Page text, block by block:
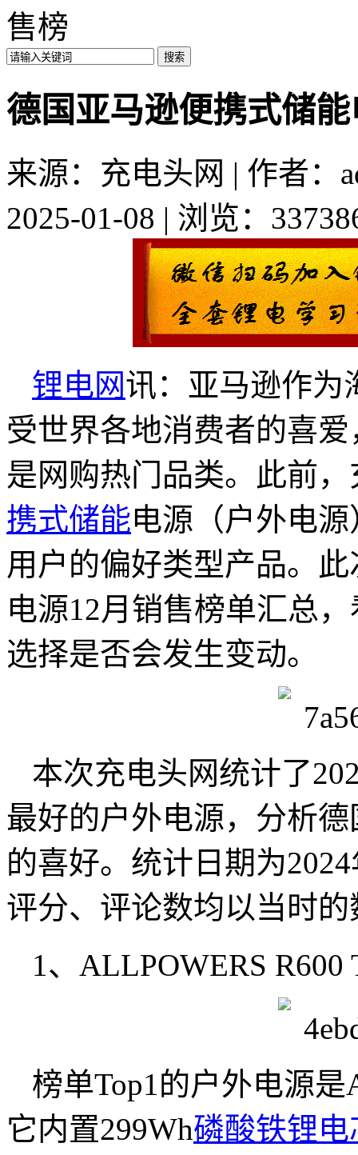
售榜
德国亚马逊便携式储
来源：充电头网 | 作者：
2025-01-08 | 浏览：
锂电网讯：亚马逊作为
受世界各地消费者的喜
是网购热门品类。此前
携式储能电源（户外电
用户的偏好类型产品。
电源12月销售榜单汇总
选择是否会发生变动。
本次充电头网统计了
最好的户外电源，分析
的喜好。统计日期为
评分、评论数均以当时
1、ALLPOWERS R600
榜单Top1的户外电源
它内置299Wh磷酸铁锂